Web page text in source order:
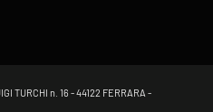
TURCHI n. 16 - 44122 FERRARA -